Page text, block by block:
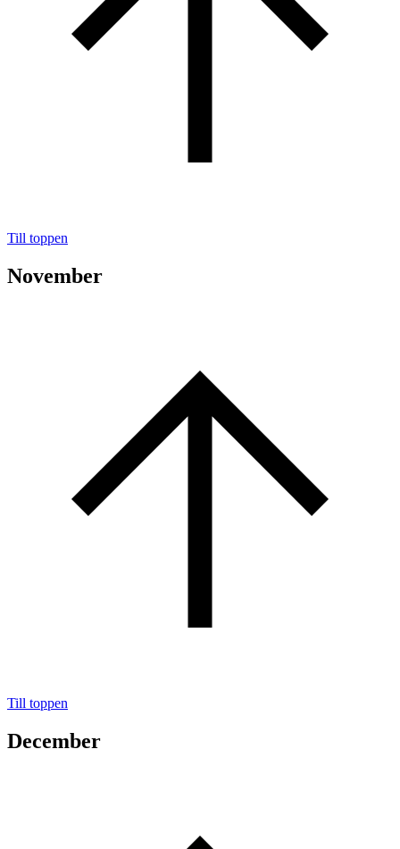
Till toppen
November
Till toppen
December